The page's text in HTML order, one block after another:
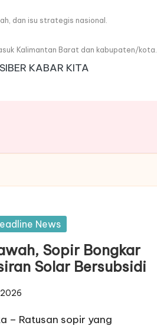
dan isu strategis nasional.
Kalimantan Barat dan kabupaten/kota.
KABAR KITA
News
Sopir Bongkar
Solar Bersubsidi
2026
– Ratusan sopir yang